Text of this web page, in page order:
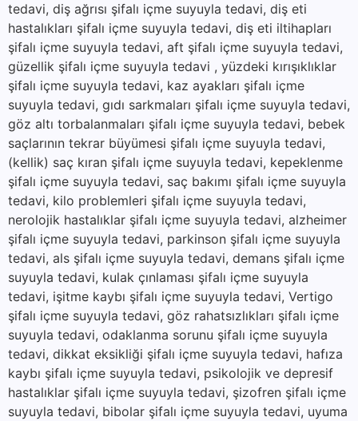
tedavi, diş ağrısı şifalı içme suyuyla tedavi, diş eti
hastalıkları şifalı içme suyuyla tedavi, diş eti iltihapları
şifalı içme suyuyla tedavi, aft şifalı içme suyuyla tedavi,
güzellik şifalı içme suyuyla tedavi , yüzdeki kırışıklıklar
şifalı içme suyuyla tedavi, kaz ayakları şifalı içme
suyuyla tedavi, gıdı sarkmaları şifalı içme suyuyla tedavi,
göz altı torbalanmaları şifalı içme suyuyla tedavi, bebek
saçlarının tekrar büyümesi şifalı içme suyuyla tedavi,
(kellik) saç kıran şifalı içme suyuyla tedavi, kepeklenme
şifalı içme suyuyla tedavi, saç bakımı şifalı içme suyuyla
tedavi, kilo problemleri şifalı içme suyuyla tedavi,
nerolojik hastalıklar şifalı içme suyuyla tedavi, alzheimer
şifalı içme suyuyla tedavi, parkinson şifalı içme suyuyla
tedavi, als şifalı içme suyuyla tedavi, demans şifalı içme
suyuyla tedavi, kulak çınlaması şifalı içme suyuyla
tedavi, işitme kaybı şifalı içme suyuyla tedavi, Vertigo
şifalı içme suyuyla tedavi, göz rahatsızlıkları şifalı içme
suyuyla tedavi, odaklanma sorunu şifalı içme suyuyla
tedavi, dikkat eksikliği şifalı içme suyuyla tedavi, hafıza
kaybı şifalı içme suyuyla tedavi, psikolojik ve depresif
hastalıklar şifalı içme suyuyla tedavi, şizofren şifalı içme
suyuyla tedavi, bibolar şifalı içme suyuyla tedavi, uyuma